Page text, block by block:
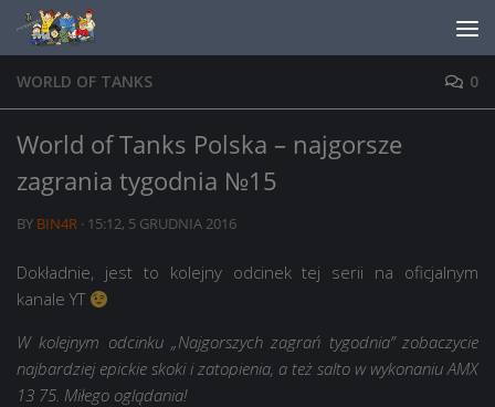
Skip to content
WORLD OF TANKS 0
World of Tanks Polska – najgorsze
zagrania tygodnia №15
BY BIN4R · 15:12, 5 GRUDNIA 2016
Dokładnie, jest to kolejny odcinek tej serii na oficjalnym
kanale YT
W kolejnym odcinku „Najgorszych zagrań tygodnia” zobaczycie
najbardziej epickie skoki i zatopienia, a też salto w wykonaniu AMX
13 75. Miłego oglądania!